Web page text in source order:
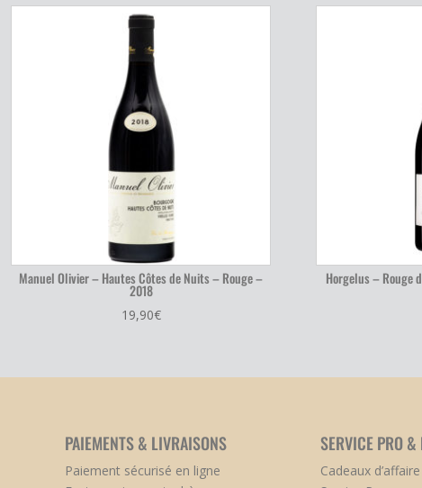
Manuel Olivier – Hautes Côtes de Nuits – Rouge –
2018
19,90€
Horgelus – Rouge
PAIEMENTS & LIVRAISONS
Paiement sécurisé en ligne
SERVICE PRO &
Cadeaux d’affaire